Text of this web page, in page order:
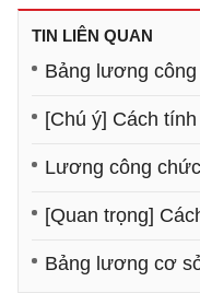
TIN LIÊN QUAN
Bảng lương
[Chú ý] Cách
Lương công
[Quan trọng]
Bảng lương cơ